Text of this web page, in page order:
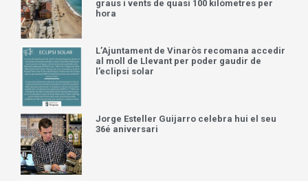
graus i vents de quasi 100 kilòmetres per
hora
L’Ajuntament de Vinaròs recomana accedir
al moll de Llevant per poder gaudir de
l’eclipsi solar
Jorge Esteller Guijarro celebra hui el seu
36é aniversari